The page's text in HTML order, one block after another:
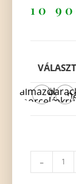
10
almazöld-
porcelánekrü
-